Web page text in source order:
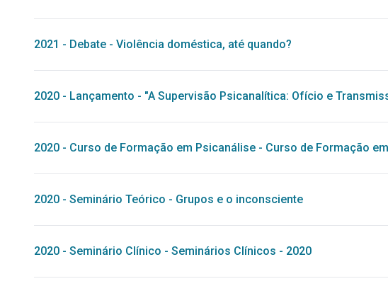
2021 - Debate - Violência doméstica, até quando?
2020 - Lançamento - "A Supervisão Psicanalítica: Ofício e
2020 - Curso de Formação em Psicanálise - Curso de Formação
2020 - Seminário Teórico - Grupos e o inconsciente
2020 - Seminário Clínico - Seminários Clínicos - 2020